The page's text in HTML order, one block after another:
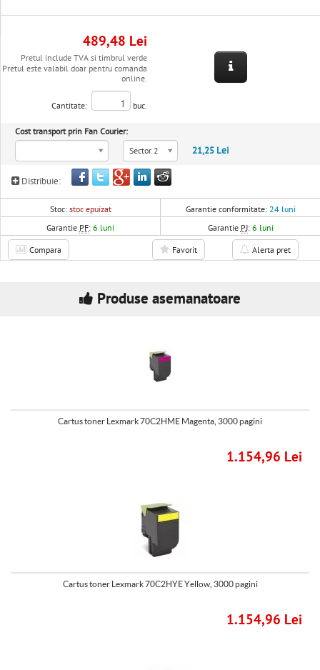
489,48 Lei
Pretul include TVA si timbrul verde
Pretul este valabil doar pentru comanda
online.
Cantitate: buc.
Cost transport prin Fan Courier:
Sector 2
21,25 Lei
Distribuie:
Stoc: stoc epuizat Garantie conformitate: 24 luni
Garantie PF:6 luni Garantie PJ: 6 luni
Compara Favorit Alerta pret
Produse asemanatoare
Cartus toner Lexmark 70C2HME Magenta, 3000 pagini
1.154,96 Lei
Cartus toner Lexmark 70C2HYE Yellow, 3000 pagini
1.154,96 Lei